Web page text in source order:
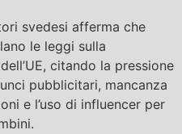
svedesi afferma che
le leggi sulla
citando la pressione
pubblicitari, mancanza
e l’uso di influencer per